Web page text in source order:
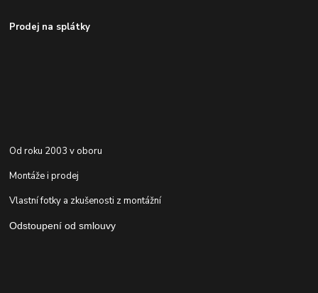
Prodej na splátky
Od roku 2003 v oboru
Montáže i prodej
Vlastní fotky a zkušenosti z montážní
Odstoupení od smlouvy